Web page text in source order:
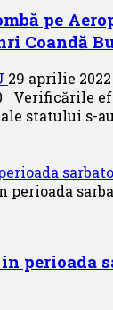
pe
Coandă
29 aprilie 2022
Verificările
statului s-
perioada